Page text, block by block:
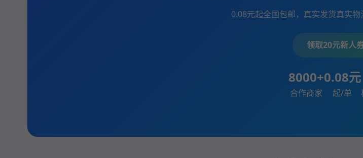
0.08元起全国包邮，真实发货真实
领取20元新人
8000+
合作商家
0.08元
起/单